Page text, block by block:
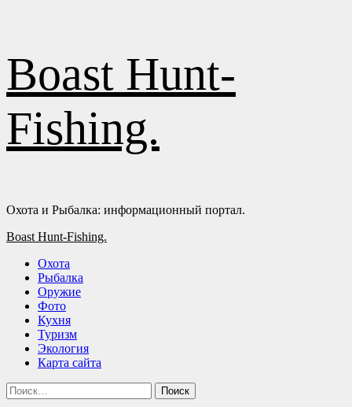
содержимому
Boast Hunt-
Fishing.
Охота и Рыбалка: информационный портал.
Основное
Boast Hunt-Fishing.
Охота
Рыбалка
Оружие
Фото
Кухня
Туризм
Экология
Карта сайта
Найти: